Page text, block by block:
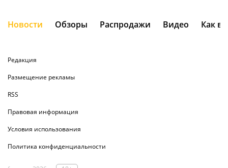
Новости Обзоры Распродажи Видео Как
Редакция
Размещение рекламы
RSS
Правовая информация
Условия использования
Политика конфиденциальности